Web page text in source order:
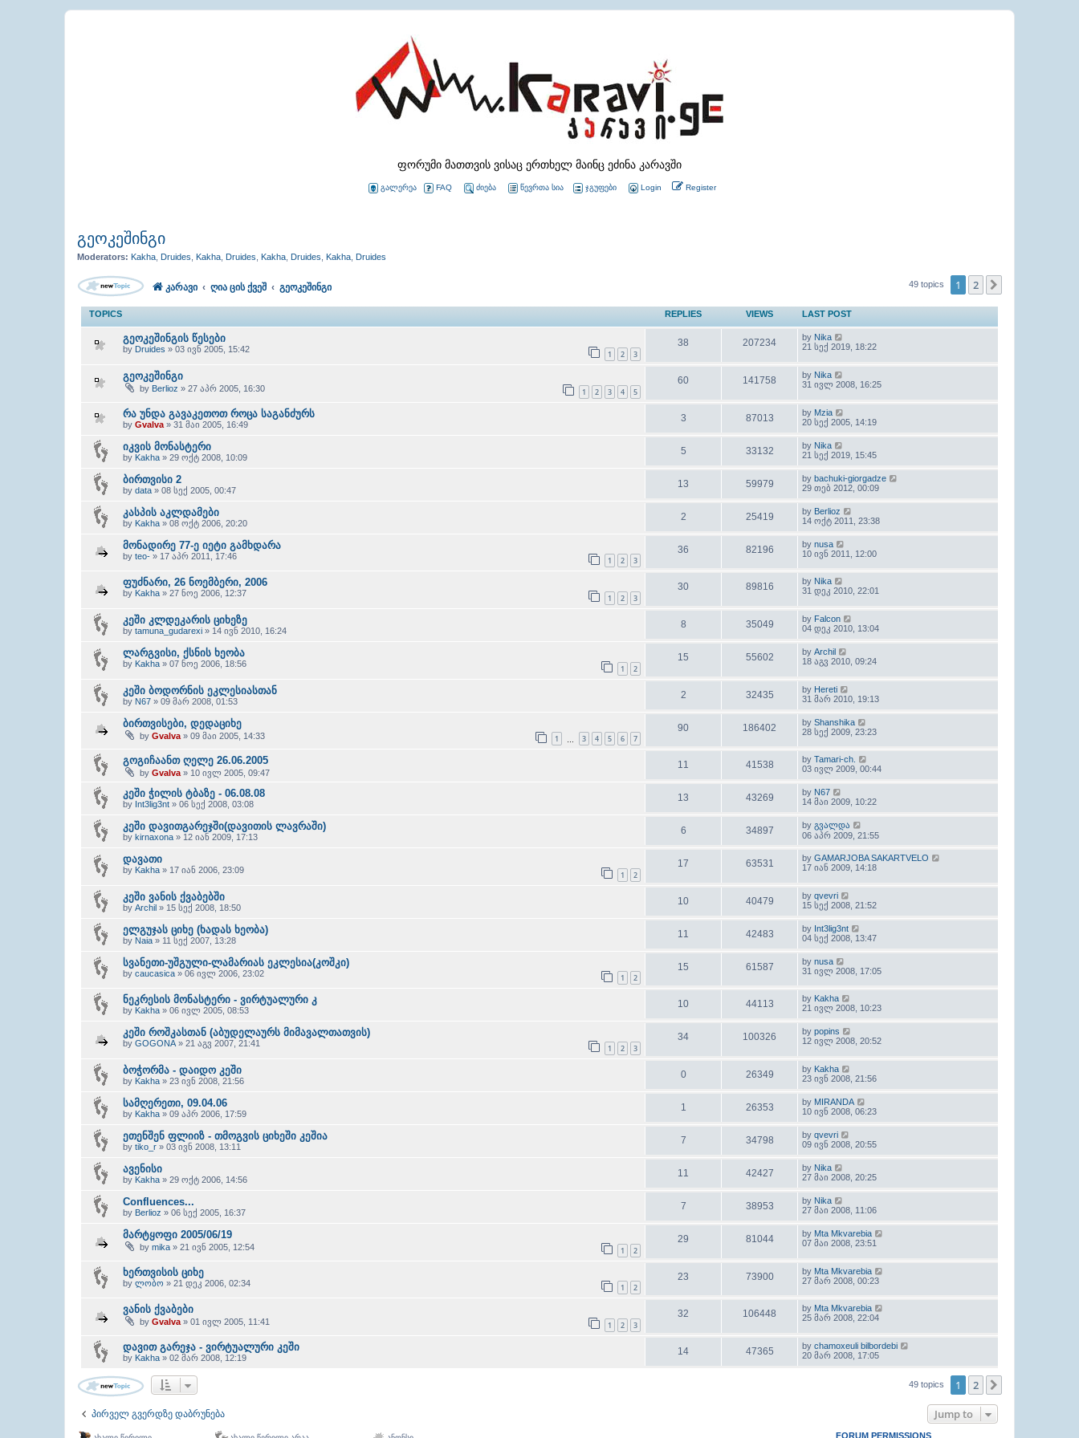
ფორუმი მათთვის ვისაც ერთხელ მაინც ეძინა კარავში
გალერეა FAQ ძიება წევრთა სია ჯგუფები Login Register
გეოკეშინგი
Moderators: Kakha Druides Kakha Druides Kakha Druides Kakha Druides
კარავი ღია ცის ქვეშ გეოკეშინგი 49 topics 1 2
TOPICS REPLIES VIEWS LAST POST
გეოკეშინგის წესები
by Druides » 03 ივნ 2005, 15:42 1 2 3
38 207234 by Nika
21 სექ 2019, 18:22
გეოკეშინგი
by Berlioz » 27 აპრ 2005, 16:30 1 2 3 4 5
60 141758 by Nika
31 ივლ 2008, 16:25
რა უნდა გავაკეთოთ როცა საგანძურს
by Gvalva » 31 მაი 2005, 16:49
3 87013 by Mzia
20 სექ 2005, 14:19
იკვის მონასტერი
by Kakha » 29 ოქტ 2008, 10:09
5 33132 by Nika
21 სექ 2019, 15:45
ბირთვისი 2
by data » 08 სექ 2005, 00:47
13 59979 by bachuki-giorgadze
29 თებ 2012, 00:09
კასპის აკლდამები
by Kakha » 08 ოქტ 2006, 20:20
2 25419 by Berlioz
14 ოქტ 2011, 23:38
მონადირე 77-ე იეტი გამხდარა
by teo- » 17 აპრ 2011, 17:46 1 2 3
36 82196 by nusa
10 ივნ 2011, 12:00
ფუძნარი, 26 ნოემბერი, 2006
by Kakha » 27 ნოე 2006, 12:37 1 2 3
30 89816 by Nika
31 დეკ 2010, 22:01
კეში კლდეკარის ციხეზე
by tamuna_gudarexi » 14 ივნ 2010, 16:24
8 35049 by Falcon
04 დეკ 2010, 13:04
ლარგვისი, ქსნის ხეობა
by Kakha » 07 ნოე 2006, 18:56 1 2
15 55602 by Archil
18 აგვ 2010, 09:24
კეში ბოდორნის ეკლესიასთან
by N67 » 09 მარ 2008, 01:53
2 32435 by Hereti
31 მარ 2010, 19:13
ბირთვისები, დედაციხე
by Gvalva » 09 მაი 2005, 14:33 1 3 4 5 6 7
90 186402 by Shanshika
28 სექ 2009, 23:23
გოგიჩაანთ ღელე 26.06.2005
by Gvalva » 10 ივლ 2005, 09:47
11 41538 by Tamari-ch.
03 ივლ 2009, 00:44
კეში ჭილის ტბაზე - 06.08.08
by Int3lig3nt » 06 სექ 2008, 03:08
13 43269 by N67
14 მაი 2009, 10:22
კეში დავითგარეჯში(დავითის ლავრაში)
by kirnaxona » 12 იან 2009, 17:13
6 34897 by გვალდა
06 აპრ 2009, 21:55
დავათი
by Kakha » 17 იან 2006, 23:09 1 2
17 63531 by GAMARJOBA SAKARTVELO
17 იან 2009, 14:18
კეში ვანის ქვაბებში
by Archil » 15 სექ 2008, 18:50
10 40479 by qvevri
15 სექ 2008, 21:52
ელგუჯას ციხე (ხადას ხეობა)
by Naia » 11 სექ 2007, 13:28
11 42483 by Int3lig3nt
04 სექ 2008, 13:47
სვანეთი-უშგული-ლამარიას ეკლესია(კოშკი)
by caucasica » 06 ივლ 2006, 23:02 1 2
15 61587 by nusa
31 ივლ 2008, 17:05
ნეკრესის მონასტერი - ვირტუალური კ
by Kakha » 06 ივლ 2005, 08:53
10 44113 by Kakha
21 ივლ 2008, 10:23
კეში როშკასთან (აბუდელაურს მიმავალთათვის)
by GOGONA» 21 აგვ 2007, 21:41 1 2 3
34 100326 by popins
12 ივლ 2008, 20:52
ბოჭორმა - დაიდო კეში
by Kakha » 23 ივნ 2008, 21:56
0 26349 by Kakha
23 ივნ 2008, 21:56
სამღერეთი, 09.04.06
by Kakha » 09 აპრ 2006, 17:59
1 26353 by MIRANDA
10 ივნ 2008, 06:23
ეთენშენ ფლიიზ - თმოგვის ციხეში კეშია
by tiko_r » 03 ივნ 2008, 13:11
7 34798 by qvevri
09 ივნ 2008, 20:55
ავენისი
by Kakha » 29 ოქტ 2006, 14:56
11 42427 by Nika
27 მაი 2008, 20:25
Confluences...
by Berlioz » 06 სექ 2005, 16:37
7 38953 by Nika
27 მაი 2008, 11:06
მარტყოფი 2005/06/19
by mika » 21 ივნ 2005, 12:54 1 2
29 81044 by Mta Mkvarebia
07 მაი 2008, 23:51
ხერთვისის ციხე
by ლობო » 21 დეკ 2006, 02:34 1 2
23 73900 by Mta Mkvarebia
27 მარ 2008, 00:23
ვანის ქვაბები
by Gvalva» 01 ივლ 2005, 11:41 1 2 3
32 106448 by Mta Mkvarebia
25 მარ 2008, 22:04
დავით გარეჯა - ვირტუალური კეში
by Kakha » 02 მარ 2008, 12:19
14 47365 by chamoxeuli bilbordebi
20 მარ 2008, 17:05
49 topics 1 2
პირველ გვერდზე დაბრუნება Jump to
FORUM PERMISSIONS